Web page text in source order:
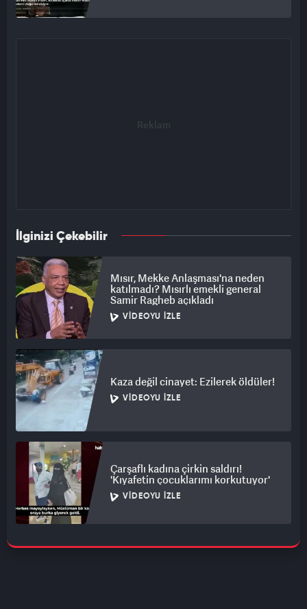
İlginizi Çekebilir
Mısır, Mekke Anlaşması'na neden
katılmadı? Mısırlı emekli general
Samir Ragheb açıkladı
VIDEOYU İZLE
Kaza değil cinayet: Ezilerek öldüler!
VIDEOYU İZLE
Çarşaflı kadına çirkin saldırı!
'Kıyafetin çocuklarımı korkutuyor'
VIDEOYU İZLE